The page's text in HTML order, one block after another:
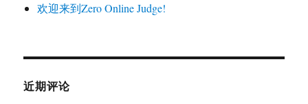
欢迎来到Zero Online Judge!
近期评论